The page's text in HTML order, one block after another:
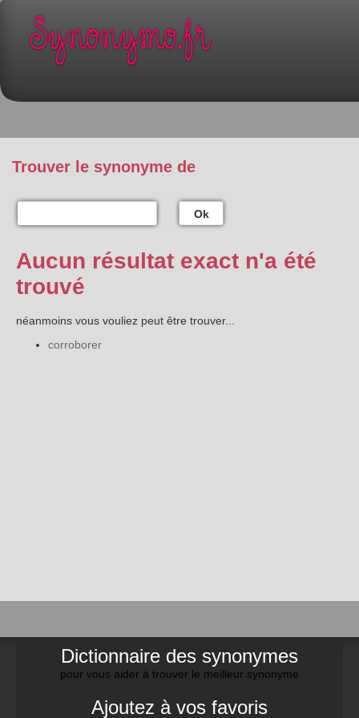
Trouver le synonyme de
Ok
Aucun résultat exact n'a été
trouvé
néanmoins vous vouliez peut être trouver...
corroborer
Dictionnaire des synonymes
pour vous aider à trouver le meilleur synonyme
Ajoutez à vos favoris